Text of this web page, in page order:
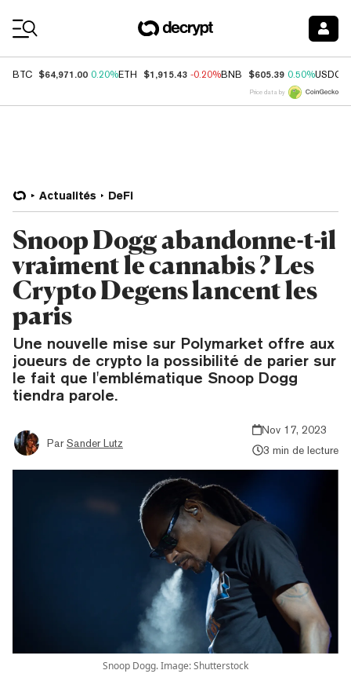
BTC $64,971.00 0.20%ETH $1,915.43 -0.20%BNB $605.39 0.50%USDC
Price data by
Actualités DeFi
Snoop Dogg abandonne-t-il
vraiment le cannabis ? Les
Crypto Degens lancent les
paris
Une nouvelle mise sur Polymarket offre aux
joueurs de crypto la possibilité de parier sur
le fait que l'emblématique Snoop Dogg
tiendra parole.
Par Sander Lutz
Nov 17, 2023
3 min de lecture
Snoop Dogg. Image: Shutterstock